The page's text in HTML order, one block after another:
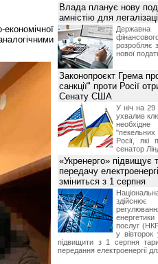
Влада планує нову
амністію для
розробляє
нової
Законопроєкт Грема
санкції" проти Росії
Сенату США
У ніч на
ухвалив
Росії, які
сенатор
«Укренерго» підвищує
передачу
зміниться з 1 серпня
послуг
у вівторок
підвищити з 1 серпня
передання електроенергії